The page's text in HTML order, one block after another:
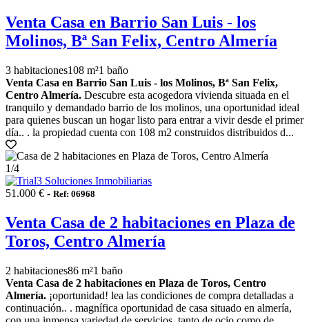
Venta Casa en Barrio San Luis - los
Molinos, Bª San Felix, Centro Almería
3 habitaciones108 m²1 baño
Venta Casa en Barrio San Luis - los Molinos, Bª San Felix,
Centro Almería. Descubre esta acogedora vivienda situada en el
tranquilo y demandado barrio de los molinos, una oportunidad ideal
para quienes buscan un hogar listo para entrar a vivir desde el primer
día.. . la propiedad cuenta con 108 m2 construidos distribuidos d...
1/4
51.000 € - Ref: 06968
Venta Casa de 2 habitaciones en Plaza de
Toros, Centro Almería
2 habitaciones86 m²1 baño
Venta Casa de 2 habitaciones en Plaza de Toros, Centro
Almería. ¡oportunidad! lea las condiciones de compra detalladas a
continuación.. . magnífica oportunidad de casa situado en almería,